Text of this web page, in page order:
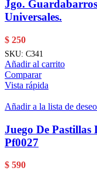
Jgo.
Universales.
$ 250
SKU: C341
Añadir al carrito
Comparar
Vista rápida
Añadir a la lista de
Juego De
Pf0027
$ 590